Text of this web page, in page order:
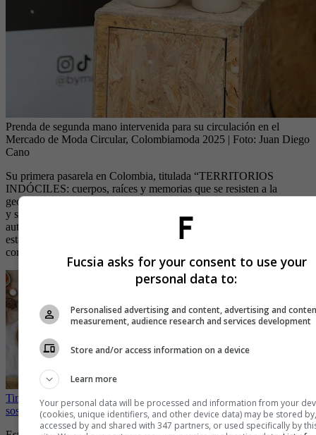
Prenda de segunda mano intervenida para su circulación en el
Mercado de Moda Circular, Colombiamoda 2025 | Foto: Juan Diego
Cano
Su primera pasarela en Colombia, titulada “TERRITORIOS
INDÓCILES: cuerpos, raíces y memorias que se resisten a la
geometría del poder”, se llevó a cabo el 29 de julio en Plaza Mayor
y significó un acto escénico de resistencia, encuentro y
autorreconocimiento. Su propuesta visual y conceptual también
estará disponible próximamente en MALVA Concept Store,
consolidando su presencia en el país.
Tintes naturales: la paleta consciente que busca reinventar la moda
sostenible
Fucsia asks for your consent to use your
personal data to:
Personalised advertising and content, advertising and
measurement, audience research and services development
Store and/or access information on a device
Learn more
Your personal data will be processed and information from your
(cookies, unique identifiers, and other device data) may be stored by,
accessed by and shared with 347 partners, or used specifically by